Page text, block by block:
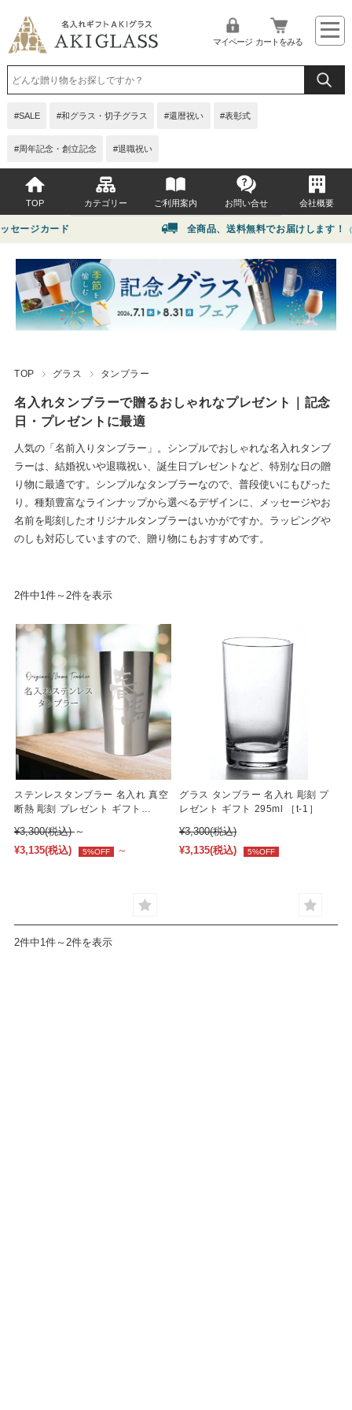
SALE 和グラス・切子グラス 還暦祝い 表彰式
周年記念・創立記念 退職祝い
マイページ カートをみる
TOP カテゴリー
イベント・シーンから選ぶ
贈る相手から選ぶ
価格から選ぶ
ワインボトル
ネームプレート
ペットグッズ
フォトフレーム
時計
小物入れ
盾・トロフィー
マウスパッド
席札
ご利用案内 お問い合せ
よくある質問
会社概要
全商品、送料無料でお届けします！ （
ージカード
TOP グラス タンブラー
名入れタンブラーで贈るおしゃれなプレゼント｜記念
日・プレゼントに最適
人気の「名前入りタンブラー」。シンプルでおしゃれな名入れタンブ
ラーは、結婚祝いや退職祝い、誕生日プレゼントなど、特別な日の贈
り物に最適です。シンプルなタンブラーなので、普段使いにもぴった
り。種類豊富なラインナップから選べるデザインに、メッセージやお
名前を彫刻したオリジナルタンブラーはいかがですか。ラッピングや
のしも対応していますので、贈り物にもおすすめです。
2件中1件～2件を表示
ステンレスタンブラー 名入れ 真空
断熱 彫刻 プレゼント ギフト
¥3,300(税込) ～
¥3,135(税込) 5%OFF ～
グラス タンブラー 名入れ 彫刻 プ
レゼント ギフト 295ml ［t-1］
¥3,300(税込)
¥3,135(税込) 5%OFF
2件中1件～2件を表示